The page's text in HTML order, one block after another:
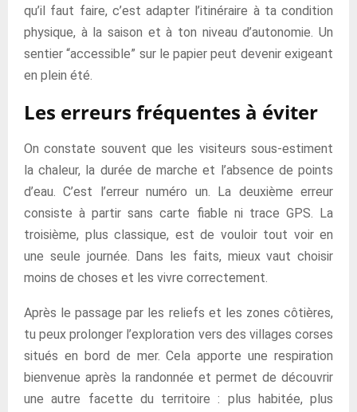
qu’il faut faire, c’est adapter l’itinéraire à ta condition
physique, à la saison et à ton niveau d’autonomie. Un
sentier “accessible” sur le papier peut devenir exigeant
en plein été.
Les erreurs fréquentes à éviter
On constate souvent que les visiteurs sous-estiment
la chaleur, la durée de marche et l’absence de points
d’eau. C’est l’erreur numéro un. La deuxième erreur
consiste à partir sans carte fiable ni trace GPS. La
troisième, plus classique, est de vouloir tout voir en
une seule journée. Dans les faits, mieux vaut choisir
moins de choses et les vivre correctement.
Après le passage par les reliefs et les zones côtières,
tu peux prolonger l’exploration vers des villages corses
situés en bord de mer. Cela apporte une respiration
bienvenue après la randonnée et permet de découvrir
une autre facette du territoire : plus habitée, plus